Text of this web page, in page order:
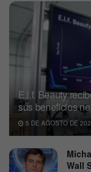
E.l.f. Beauty
sus beneficios
5 DE AGOSTO DE
Wall